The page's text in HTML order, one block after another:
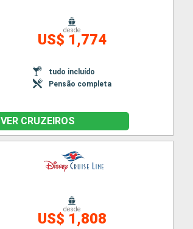
desde
US$ 1,774
tudo incluído
Pensão completa
VER CRUZEIROS
desde
US$ 1,808